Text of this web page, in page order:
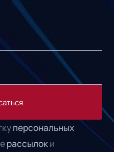
персональных
рассылоки